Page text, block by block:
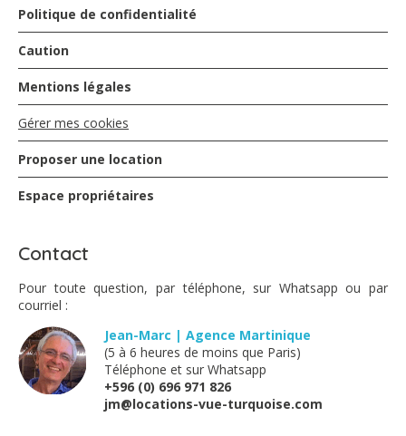
Politique de confidentialité
Caution
Mentions légales
Gérer mes cookies
Proposer une location
Espace propriétaires
Contact
Pour toute question, par téléphone, sur Whatsapp ou par
courriel :
Jean-Marc | Agence Martinique
(5 à 6 heures de moins que Paris)
Téléphone et sur Whatsapp
+596 (0) 696 971 826
jm@locations-vue-turquoise.com